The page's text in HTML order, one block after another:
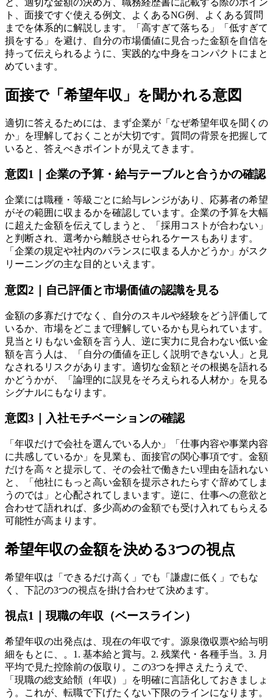
ト、面接ですぐ使える例文、よくあるNG例、よくある質問
までを体系的に解説します。「高すぎて落ちる」「低すぎて
損をする」を避け、自分の市場価値に見合った金額を自信を
持って伝えられるように、実践的な中身をコンパクトにまと
めています。
面接で「希望年収」を聞かれる意図
適切に答えるためには、まず企業が「なぜ希望年収を聞くの
か」を理解しておくことが大切です。質問の背景を把握して
いると、答えべきポイントが見えてきます。
意図1｜企業の予算・給与テーブルと合うかの確認
企業には職種・等級ごとに給与レンジがあり、応募者の希望
がその範囲に収まるかを確認しています。企業の予算を大幅
に超えた金額を伝えてしまうと、「採用コストが合わない」
と判断され、選考から離脱させられるケースもあります。
「企業の規定や社内のバランスに収まる人かどうか」がスク
リーニングの主な目的といえます。
意図2｜自己評価と市場価値の認識を見る
金額の多寡だけでなく、自分のスキルや経験をどう評価して
いるか、市場をどこまで理解しているかも見られています。
見当とりもない金額を言う人、逆に実力に見合わない低い金
額を言う人は、「自分の価値を正しく説明できない人」と見
なされるリスクがあります。適切な金額とその根拠を語れる
かどうかが、「論理的に誤見をそろえられる人材か」を見る
シグナルにもなります。
意図3｜入社モチベーションの確認
「年収だけで会社を選んでいる人か」「仕事内容や事業内容
に共感しているか」を見業も、面接官の関心事項です。金額
だけを高々と提示して、その会社で働きたい理由を語れない
と、「他社にもっと高い金額を提示されたらすぐ辞めてしま
うのでは」と心配されてしまいます。逆に、仕事への意欲と
合わせて語れれば、多少高めの金額でも受け入れてもらえる
可能性が高まります。
希望年収の金額を決める3つの視点
希望年収は「できるだけ高く」でも「謙虚に低く」でもな
く、下記の3つの視点を掛け合わせて決めます。
視点1｜現職の年収（ベースライン）
希望年収の出発点は、現在の年収です。源泉徴収票や給与明
細をもとに、。1. 基本給と賞与。2. 残業代・各種手当。3. 月
平均で見た控除前の仮取り。この3つを押さえたうえで、
「現職の総支給顝（年収）」を明確に言語化しておきましょ
う。これが、転職で下げたくない下限のラインになります。